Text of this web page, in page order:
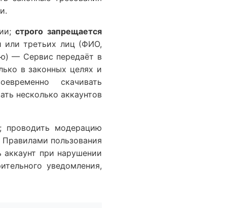
строго запрещается
или третьих лиц (ФИО,
— Сервис передаёт в
в законных целях и
скачивать
несколько аккаунтов
проводить модерацию
пользования
аккаунт при нарушении
уведомления,